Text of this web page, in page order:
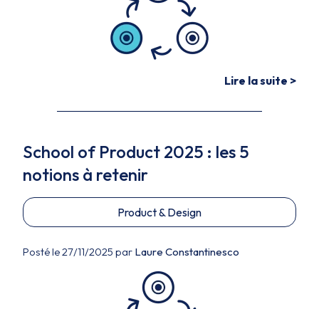
Lire la suite >
School of Product 2025 : les 5
notions à retenir
Product & Design
Posté le 27/11/2025 par Laure Constantinesco